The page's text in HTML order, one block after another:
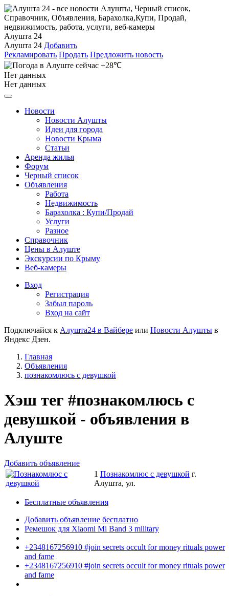
Алушта 24
Алушта 24 Добавить
Рекламировать Продать Предложить новость
+28℃
Нет данных
Нет данных
Новости
Новости Алушты
Идеи для города
Новости Крыма
Статьи
Аренда жилья
Форум
Черный список
Объявления
Работа
Недвижимость
Барахолка : Купи/Продай
Услуги
Разное
Справочник
Цены в Алуште
Экскурсии по Крыму
Веб-камеры
Вход
Регистрация
Забыл пароль
Вход на сайт
Подключайся к Алушта24 в Вайбере или Новости Алушты в
Яндекс Дзен.
Главная
Объявления
познакомлюсь с девушкой
Хэш тег #познакомлюсь с
девушкой - объявления в
Алуште
Добавить объявление
1 Познакомлюс с девушкой г.
Алушта, ул.
Бесплатные объявления
Добавить объявление бесплатно
Ремешок для Xiaomi Mi Band 3 military
+2348167256910 #join secrets occult for money rituals power
and fame
+2348167256910 #join secrets occult for money rituals power
and fame